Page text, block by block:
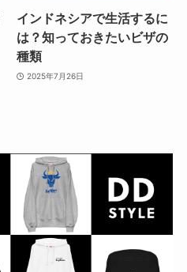
インドネシアで生活するに
は？知っておきたいビザの
種類
2025年7月26日